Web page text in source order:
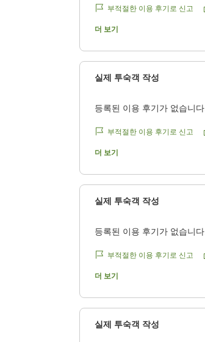
부적절한 이용 후기로 신고
더 보기
실제 투숙객 작성
등록된 이용 후기가 없습니다.
부적절한 이용 후기로 신고
더 보기
실제 투숙객 작성
등록된 이용 후기가 없습니다.
부적절한 이용 후기로 신고
더 보기
실제 투숙객 작성